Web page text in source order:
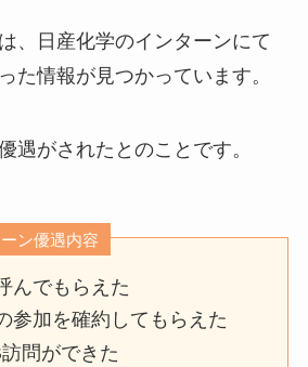
、日産化学のインターンにて
た情報が見つかっています。
遇がされたとのことです。
ン優遇内容
んでもらえた
参加を確約してもらえた
問ができた